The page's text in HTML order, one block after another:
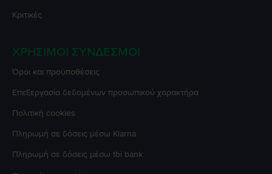
Κριτικές
ΧΡΉΣΙΜΟΙ ΣΎΝΔΕΣΜΟΙ
Όροι και προϋποθέσεις
Επεξεργασία δεδομένων προσωπικού χαρακτήρα
Πολιτική cookies
Πληρωμή σε δόσεις μέσω Klarna
Πληρωμή σε δόσεις μέσω tbi bank